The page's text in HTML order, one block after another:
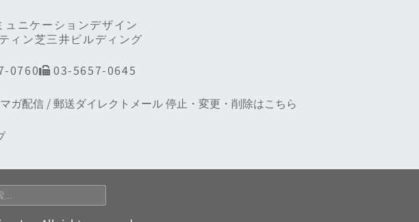
ニケーションデザイン
ィン芝三井ビルディング
0760
03-5657-0645
ガ配信 / 郵送ダイレクトメール 停止・変更・削除はこちら